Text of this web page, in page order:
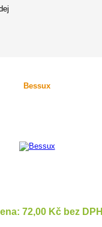
Bessux
72,00 Kč bez DPH